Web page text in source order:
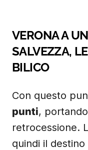
VERONA A
SALVEZZA,
BILICO
Con questo
punti,
retrocessione.
quindi il